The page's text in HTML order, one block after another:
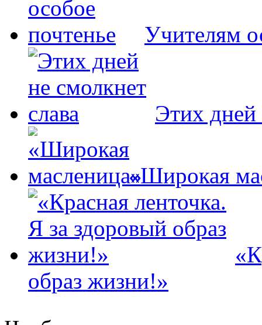
Учителям
Этих дней
«Широкая
образ жизни!»